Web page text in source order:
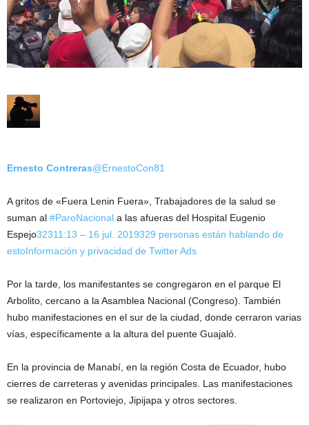
Ernesto Contreras@ErnestoCon81
A gritos de «Fuera Lenin Fuera», Trabajadores de la salud se
suman al #ParoNacional a las afueras del Hospital Eugenio
Espejo32311:13 – 16 jul. 2019329 personas están hablando de
estoInformación y privacidad de Twitter Ads
Por la tarde, los manifestantes se congregaron en el parque El
Arbolito, cercano a la Asamblea Nacional (Congreso). También
hubo manifestaciones en el sur de la ciudad, donde cerraron varias
vías, específicamente a la altura del puente Guajaló.
En la provincia de Manabí, en la región Costa de Ecuador, hubo
cierres de carreteras y avenidas principales. Las manifestaciones
se realizaron en Portoviejo, Jipijapa y otros sectores.